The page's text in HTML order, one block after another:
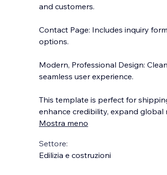
and customers.
Contact Page: Includes inquiry
options.
Modern, Professional Design:
seamless user experience.
This template is perfect for
enhance credibility, expand global
Mostra meno
Settore:
Edilizia e costruzioni